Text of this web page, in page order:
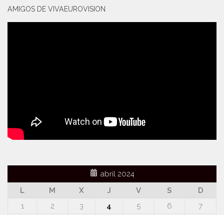
AMIGOS DE VIVAEUROVISION
abril 2024
L
M X J V S
D
1
2 3 4 5 6
7